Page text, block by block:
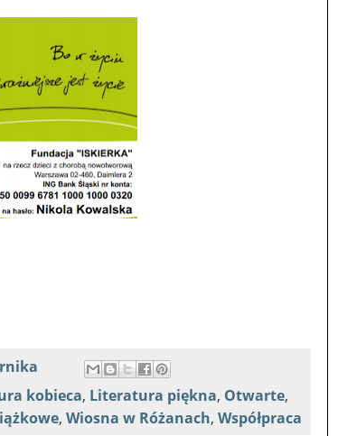
kobieca, Literatura piękna, Otwarte,
, Wiosna w Różanach, Współpraca